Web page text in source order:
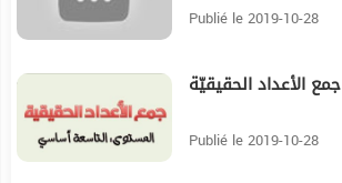
Publié le 2019-10-28
جمع الأعداد الحقيقيّة
Publié le 2019-10-28